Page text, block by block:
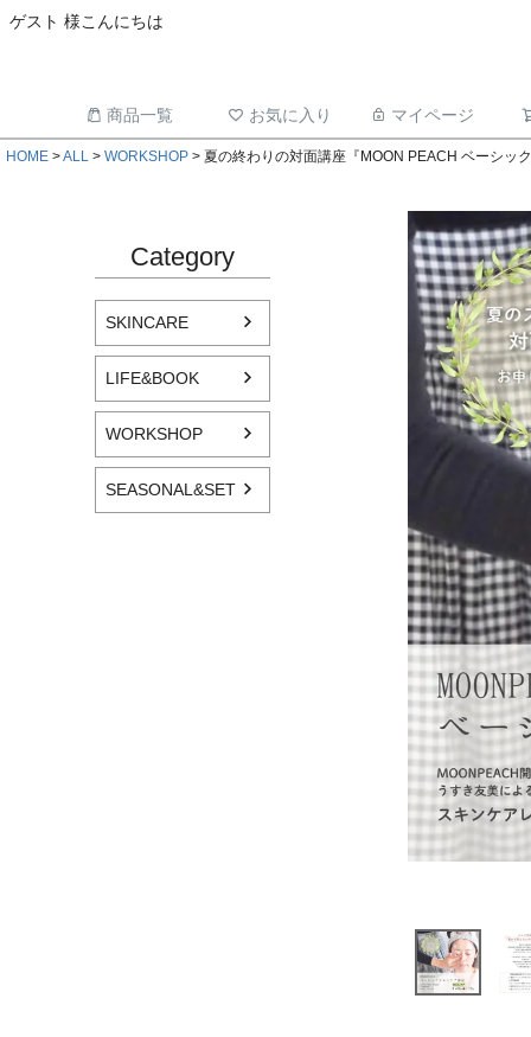
ゲスト 様こんにちは
商品一覧 お気に入り マイページ
HOME ALL WORKSHOP 夏の終わりの対面講座『MOON PEACH ベーシッ
Category
SKINCARE
LIFE&BOOK
WORKSHOP
SEASONAL&SET